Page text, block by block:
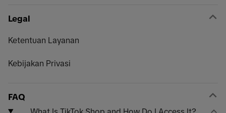
Legal
Ketentuan Layanan
Kebijakan Privasi
FAQ